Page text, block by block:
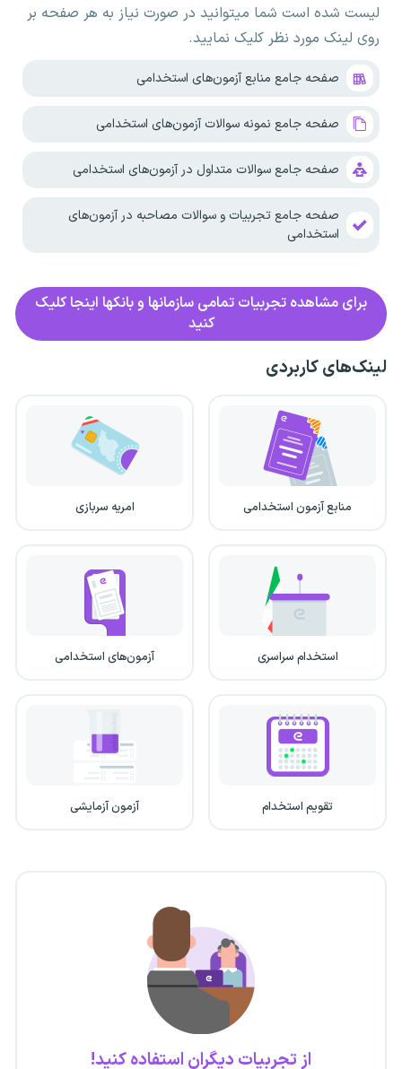
لیست شده است شما میتوانید در صورت نیاز به هر صفحه بر
روی لینک مورد نظر کلیک نمایید.
صفحه جامع منابع آزمون‌های استخدامی
صفحه جامع نمونه سوالات آزمون‌های استخدامی
صفحه جامع سوالات متداول در آزمون‌های استخدامی
صفحه جامع تجربیات و سوالات مصاحبه در آزمون‌های
استخدامی
برای مشاهده تجربیات تمامی سازمانها و بانکها اینجا کلیک
کنید
لینک‌های کاربردی
منابع آزمون استخدامی امریه سربازی
استخدام سراسری آزمون‌های استخدامی
تقویم استخدام آزمون آزمایشی
از تجربیات دیگران استفاده کنید!